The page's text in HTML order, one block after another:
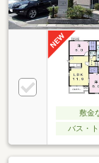
敷金
バス・